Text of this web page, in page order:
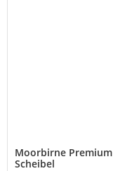
Moorbirne Premium
Scheibel